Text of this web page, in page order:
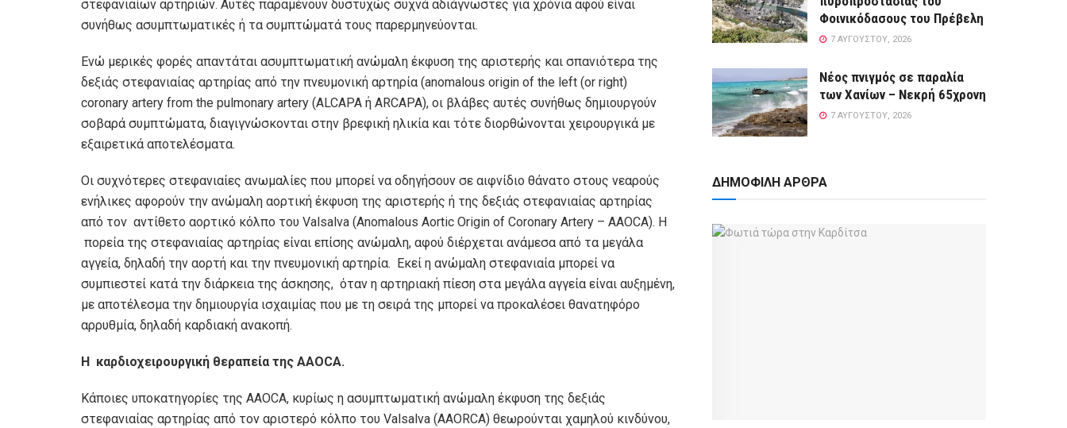
στεφανιαίων αρτηριών. Αυτές παραμένουν δυστυχώς συχνά αδιάγνωστες για χρόνια αφού είναι
συνήθως ασυμπτωματικές ή τα συμπτώματά τους παρερμηνεύονται.
Ενώ μερικές φορές απαντάται ασυμπτωματική ανώμαλη έκφυση της αριστερής και σπανιότερα της
δεξιάς στεφανιαίας αρτηρίας από την πνευμονική αρτηρία (anomalous origin of the left (or right)
coronary artery from the pulmonary artery (ALCAPA ή ARCAPA), οι βλάβες αυτές συνήθως δημιουργούν
σοβαρά συμπτώματα, διαγιγνώσκονται στην βρεφική ηλικία και τότε διορθώνονται χειρουργικά με
εξαιρετικά αποτελέσματα.
Οι συχνότερες στεφανιαίες ανωμαλίες που μπορεί να οδηγήσουν σε αιφνίδιο θάνατο στους νεαρούς
ενήλικες αφορούν την ανώμαλη αορτική έκφυση της αριστερής ή της δεξιάς στεφανιαίας αρτηρίας
από τον αντίθετο αορτικό κόλπο του Valsalva (Anomalous Αortic Οrigin of Coronary Artery – AAOCA). Η
πορεία της στεφανιαίας αρτηρίας είναι επίσης ανώμαλη, αφού διέρχεται ανάμεσα από τα μεγάλα
αγγεία, δηλαδή την αορτή και την πνευμονική αρτηρία. Εκεί η ανώμαλη στεφανιαία μπορεί να
συμπιεστεί κατά την διάρκεια της άσκησης, όταν η αρτηριακή πίεση στα μεγάλα αγγεία είναι αυξημένη,
με αποτέλεσμα την δημιουργία ισχαιμίας που με τη σειρά της μπορεί να προκαλέσει θανατηφόρο
αρρυθμία, δηλαδή καρδιακή ανακοπή.
Η καρδιοχειρουργική θεραπεία της AAOCA.
Κάποιες υποκατηγορίες της AAOCA, κυρίως η ασυμπτωματική ανώμαλη έκφυση της δεξιάς
στεφανιαίας αρτηρίας από τον αριστερό κόλπο του Valsalva (AAORCA) θεωρούνται χαμηλού κινδύνου,
Φοινικόδασους του Πρέβελη
7 ΑΥΓΟΎΣΤΟΥ, 2026
Νέος πνιγμός σε παραλία
των Χανίων – Νεκρή 65χρονη
7 ΑΥΓΟΎΣΤΟΥ, 2026
ΔΗΜΟΦΙΛΗ ΑΡΘΡΑ